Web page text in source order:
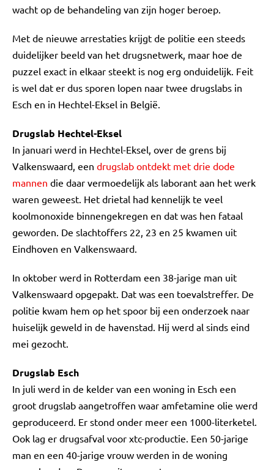
wacht op de behandeling van zijn hoger beroep.
Met de nieuwe arrestaties krijgt de politie een steeds
duidelijker beeld van het drugsnetwerk, maar hoe de
puzzel exact in elkaar steekt is nog erg onduidelijk. Feit
is wel dat er dus sporen lopen naar twee drugslabs in
Esch en in Hechtel-Eksel in België.
Drugslab Hechtel-Eksel
In januari werd in Hechtel-Eksel, over de grens bij
Valkenswaard, een drugslab ontdekt met drie dode
mannen die daar vermoedelijk als laborant aan het werk
waren geweest. Het drietal had kennelijk te veel
koolmonoxide binnengekregen en dat was hen fataal
geworden. De slachtoffers 22, 23 en 25 kwamen uit
Eindhoven en Valkenswaard.
In oktober werd in Rotterdam een 38-jarige man uit
Valkenswaard opgepakt. Dat was een toevalstreffer. De
politie kwam hem op het spoor bij een onderzoek naar
huiselijk geweld in de havenstad. Hij werd al sinds eind
mei gezocht.
Drugslab Esch
In juli werd in de kelder van een woning in Esch een
groot drugslab aangetroffen waar amfetamine olie werd
geproduceerd. Er stond onder meer een 1000-literketel.
Ook lag er drugsafval voor xtc-productie. Een 50-jarige
man en een 40-jarige vrouw werden in de woning